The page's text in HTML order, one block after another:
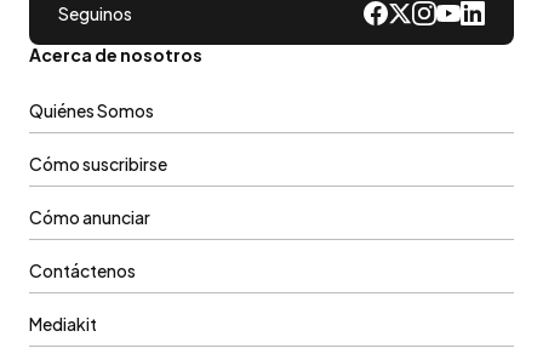
Seguinos
Acerca de nosotros
Quiénes Somos
Cómo suscribirse
Cómo anunciar
Contáctenos
Mediakit